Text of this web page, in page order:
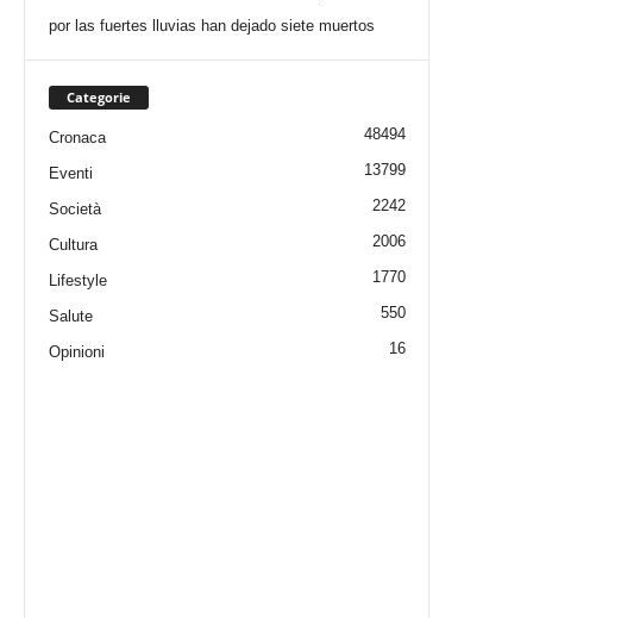
por las fuertes lluvias han dejado siete muertos
Categorie
Cronaca 48494
Eventi 13799
Società 2242
Cultura 2006
Lifestyle 1770
Salute 550
Opinioni 16